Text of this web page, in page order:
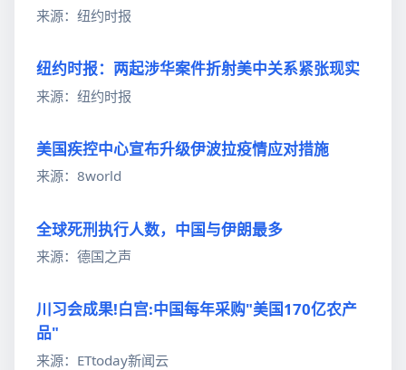
来源：纽约时报
纽约时报：两起涉华案件折射美中关系紧张现实
来源：纽约时报
美国疾控中心宣布升级伊波拉疫情应对措施
来源：8world
全球死刑执行人数，中国与伊朗最多
来源：德国之声
川习会成果!白宫:中国每年采购"美国170亿农产
品"
来源：ETtoday新闻云